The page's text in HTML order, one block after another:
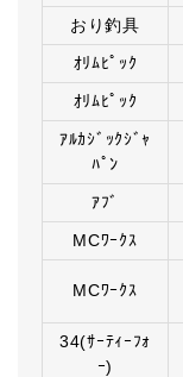
おり釣具
ｵﾘﾑﾋﾟｯｸ
ｵﾘﾑﾋﾟｯｸ
ｱﾙｶｼﾞｯｸｼﾞｬ
ﾊﾟﾝ
ｱﾌﾞ
MCﾜｰｸｽ
MCﾜｰｸｽ
34(ｻｰﾃｨｰﾌｫ
ｰ)